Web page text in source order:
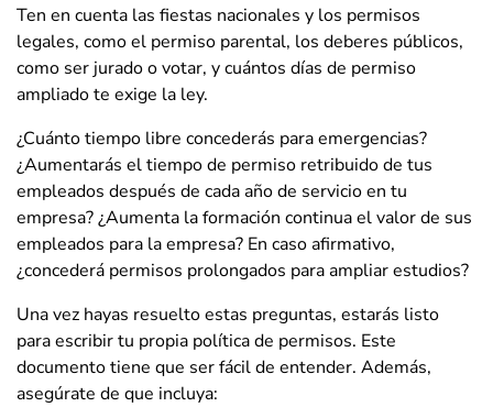
Ten en cuenta las fiestas nacionales y los permisos
legales, como el permiso parental, los deberes públicos,
como ser jurado o votar, y cuántos días de permiso
ampliado te exige la ley.
¿Cuánto tiempo libre concederás para emergencias?
¿Aumentarás el tiempo de permiso retribuido de tus
empleados después de cada año de servicio en tu
empresa? ¿Aumenta la formación continua el valor de sus
empleados para la empresa? En caso afirmativo,
¿concederá permisos prolongados para ampliar estudios?
Una vez hayas resuelto estas preguntas, estarás listo
para escribir tu propia política de permisos. Este
documento tiene que ser fácil de entender. Además,
asegúrate de que incluya: